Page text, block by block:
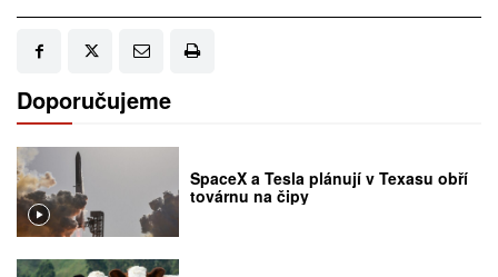
Doporučujeme
SpaceX a Tesla plánují v Texasu obří
továrnu na čipy